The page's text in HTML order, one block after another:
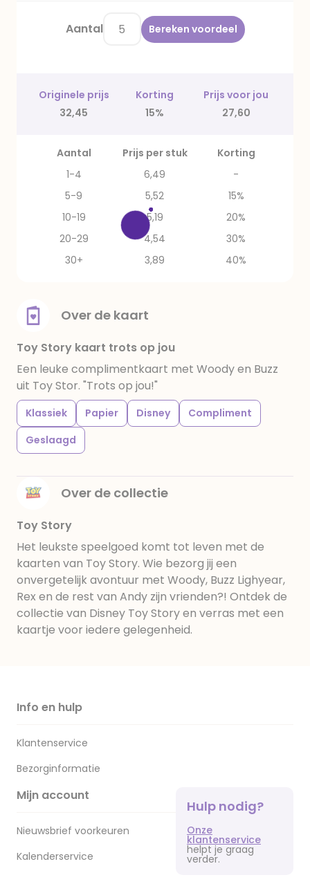
Aantal Bereken voordeel
Originele prijs Korting
Prijs voor jou
32,45
15% 27,60
Aantal Prijs per stuk
Korting
1-4
6,49
-
5-9
5,52
15%
10-19
5,19
20%
20-29
4,54
30%
30+
3,89 40%
Over de kaart
Toy Story kaart trots op jou
Een leuke complimentkaart met Woody en Buzz
uit Toy Stor. "Trots op jou!"
Klassiek Papier Disney
Compliment
Geslaagd
Over de collectie
Toy Story
Het leukste speelgoed komt tot leven met de
kaarten van Toy Story. Wie bezorg jij een
onvergetelijk avontuur met Woody, Buzz Lighyear,
Rex en de rest van Andy zijn vrienden?! Ontdek de
collectie van Disney Toy Story en verras met een
kaartje voor iedere gelegenheid.
Info en hulp
Klantenservice
Bezorginformatie
Mijn account
Nieuwsbrief voorkeuren
Kalenderservice
Hulp nodig?
Onze
klantenservice
helpt je graag
verder.